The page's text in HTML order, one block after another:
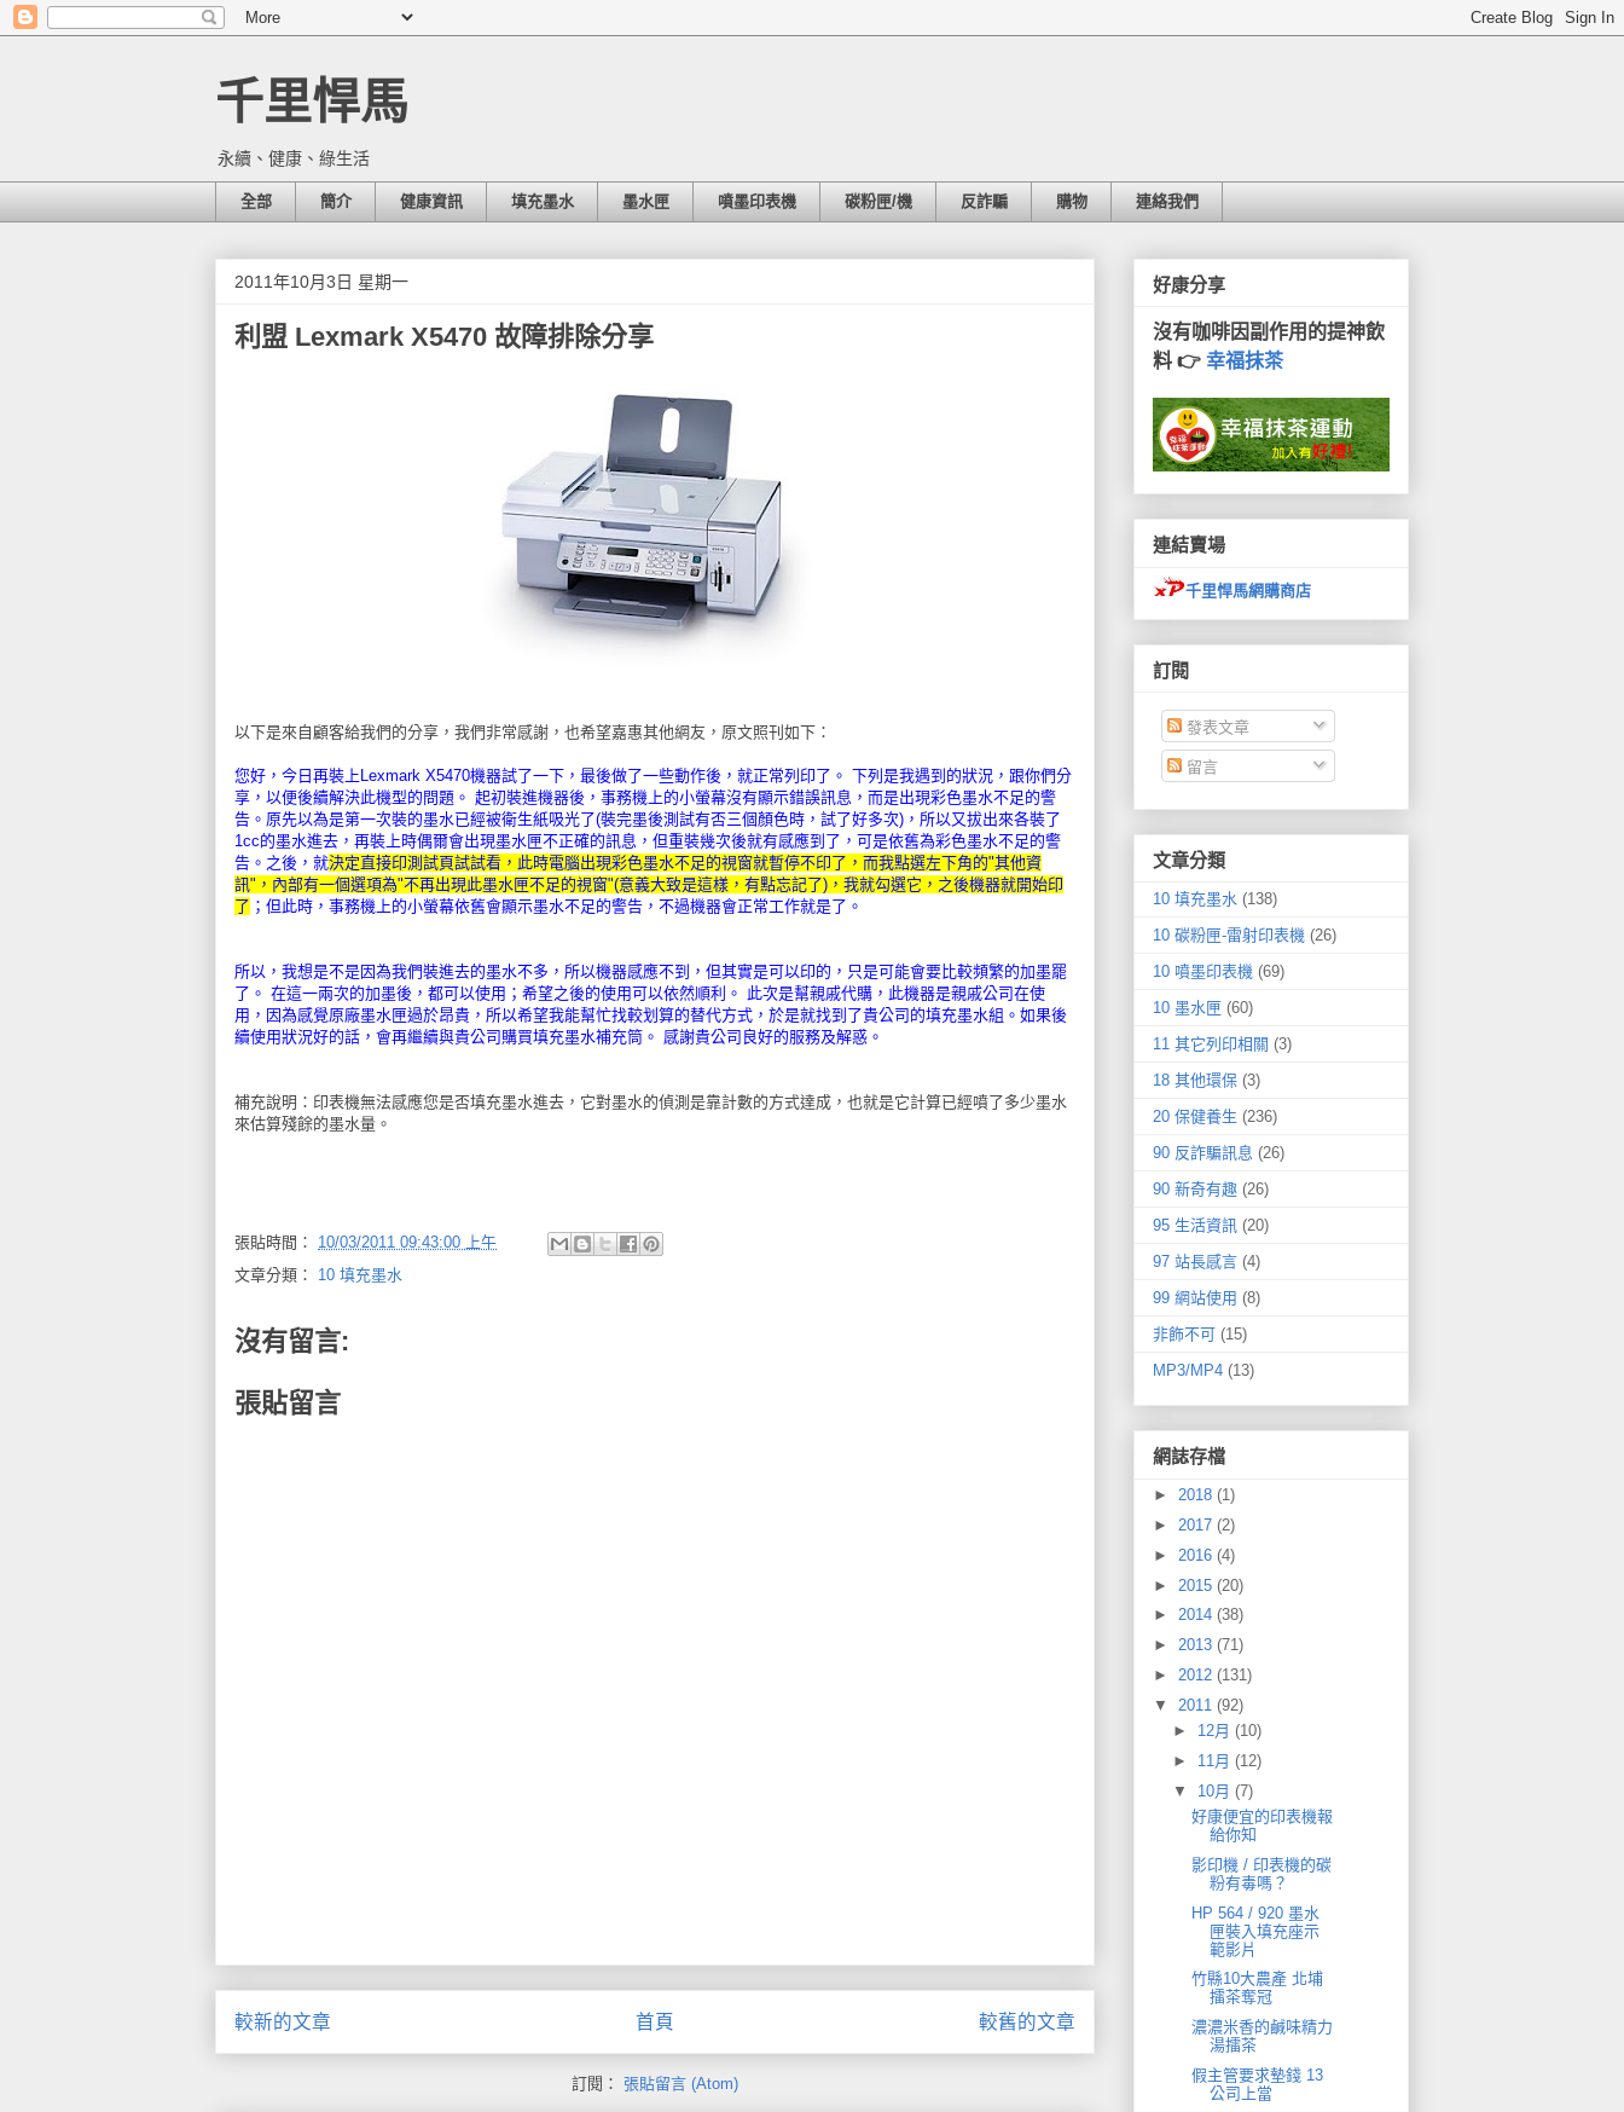
千里悍馬
永續、健康、綠生活
全部 簡介 健康資訊 填充墨水 墨水匣 噴墨印表機 碳粉匣/機 反詐騙 購物 連絡我們
2011年10月3日 星期一
利盟 Lexmark X5470 故障排除分享
以下是來自顧客給我們的分享，我們非常感謝，也希望嘉惠其他網友，原文照刊如下：
您好，今日再裝上Lexmark X5470機器試了一下，最後做了一些動作後，就正常列印了。 下列是我遇到的狀況，跟你們分
享，以便後續解決此機型的問題。 起初裝進機器後，事務機上的小螢幕沒有顯示錯誤訊息， 而是出現彩色墨水不足的警
告。 原先以為是第一次裝的墨水已經被衛生紙吸光了(裝完墨後測試有否三個顏色時，試了好多次)， 所以又拔出來各裝了
1cc的墨水進去， 再裝上時偶爾會出現墨水匣不正確的訊息， 但重裝幾次後就有感應到了，可是依舊為彩色墨水不足的警
告。 之後，就決定直接印測試頁試試看， 此時電腦出現彩色墨水不足的視窗就暫停不印了， 而我點選左下角的"其他資
訊"，內部有一個選項為"不再出現此墨水匣不足的視窗"(意義大致是這樣，有點忘記了)， 我就勾選它，之後機器就開始印
了 ；但此時， 事務機上的小螢幕依舊會顯示墨水不足的警告， 不過機器會正常工作就是了。
所以，我想是不是因為我們裝進去的墨水不多，所以機器感應不到， 但其實是可以印的，只是可能會要比較頻繁的加墨罷
了。 在這一兩次的加墨後，都可以使用；希望之後的使用可以依然順利。 此次是幫親戚代購，此機器是親戚公司在使
用， 因為感覺原廠墨水匣過於昂貴， 所以希望我能幫忙找較划算的替代方式， 於是就找到了貴公司的填充墨水組。如果後
續使用狀況好的話， 會再繼續與貴公司購買填充墨水補充筒。 感謝貴公司良好的服務及解惑。
補充說明： 印表機無法感應您是否填充墨水進去，它對墨水的偵測是靠計數的方式達成，也就是它計算已經噴了多少墨水
來估算殘餘的墨水量。
張貼時間： 10/03/2011 09:43:00 上午
文章分類： 10 填充墨水
沒有留言:
張貼留言
較新的文章 較舊的文章
首頁
訂閱： 張貼留言 (Atom)
好康分享
沒有咖啡因副作用的提神飲
料 👉 幸福抹茶
連結賣場
千里悍馬網購商店
訂閱
發表文章
留言
文章分類
10 填充墨水 (138)
10 碳粉匣-雷射印表機 (26)
10 噴墨印表機 (69)
10 墨水匣 (60)
11 其它列印相關 (3)
18 其他環保 (3)
20 保健養生 (236)
90 反詐騙訊息 (26)
90 新奇有趣 (26)
95 生活資訊 (20)
97 站長感言 (4)
99 網站使用 (8)
非飾不可 (15)
MP3/MP4 (13)
網誌存檔
► 2018 (1)
► 2017 (2)
► 2016 (4)
► 2015 (20)
► 2014 (38)
► 2013 (71)
► 2012 (131)
▼ 2011 (92)
► 12月 (10)
► 11月 (12)
▼ 10月 (7)
好康便宜的印表機報
給你知
影印機 / 印表機的碳
粉有毒嗎？
HP 564 / 920 墨水
匣裝入填充座示
範影片
竹縣10大農產 北埔
擂茶奪冠
濃濃米香的鹹味精力
湯擂茶
假主管要求墊錢 13
公司上當